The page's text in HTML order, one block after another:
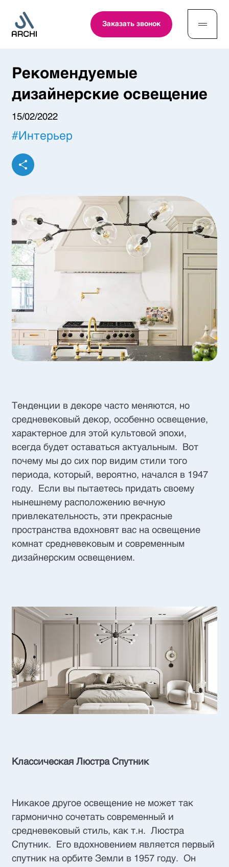
Заказать звонок
Рекомендуемые
дизайнерские освещение
15/02/2022
#Интерьер
Тенденции в декоре часто меняются, но
средневековый декор, особенно освещение,
характерное для этой культовой эпохи,
всегда будет оставаться актуальным. Вот
почему мы до сих пор видим стили того
периода, который, вероятно, начался в 1947
году. Если вы пытаетесь придать своему
нынешнему расположению вечную
привлекательность, эти прекрасные
пространства вдохновят вас на освещение
комнат средневековым и современным
дизайнерским освещением.
Классическая Люстра Спутник
Никакое другое освещение не может так
гармонично сочетать современный и
средневековый стиль, как т.н. Люстра
Спутник. Его вдохновением является первый
спутник на орбите Земли в 1957 году. Он